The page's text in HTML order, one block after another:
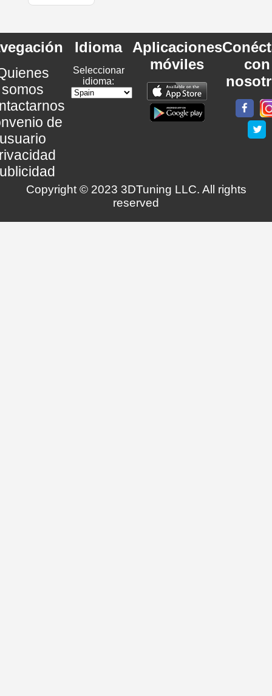
somos
de
Idioma
Seleccionar
idioma:
Aplicaciones
móviles
con
Copyright © 2023 3DTuning LLC. All rights
reserved